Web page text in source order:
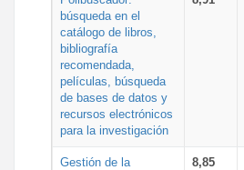
búsqueda en el
catálogo de libros,
bibliografía
recomendada,
películas, búsqueda
de bases de datos y
recursos electrónicos
para la investigación
Gestión de la
8,85